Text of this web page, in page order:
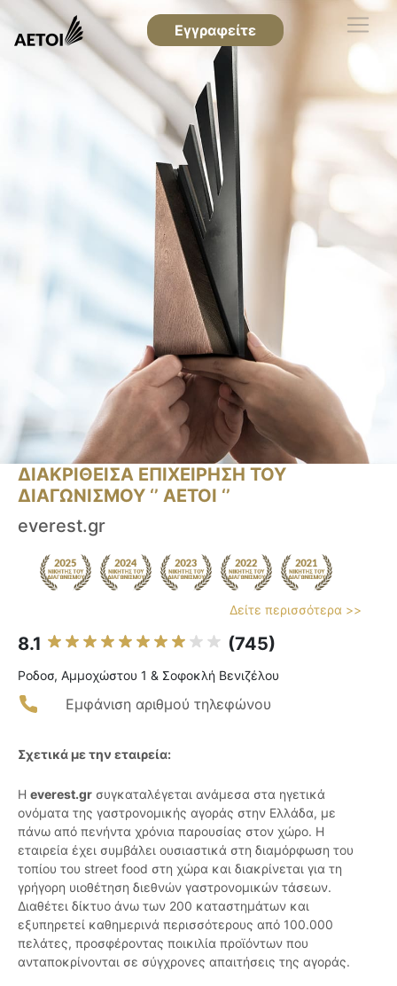
Εγγραφείτε
ΔΙΑΚΡΙΘΕΙΣΑ ΕΠΙΧΕΙΡΗΣΗ ΤΟΥ
ΔΙΑΓΩΝΙΣΜΟΥ ‘’ ΑΕΤΟΙ ‘’
everest.gr
Δείτε περισσότερα >>
8.1 (745)
Ροδοσ, Αμμοχώστου 1 & Σοφοκλή Βενιζέλου
Εμφάνιση αριθμού τηλεφώνου
Σχετικά με την εταιρεία:
Η everest.gr συγκαταλέγεται ανάμεσα στα ηγετικά
ονόματα της γαστρονομικής αγοράς στην Ελλάδα, με
πάνω από πενήντα χρόνια παρουσίας στον χώρο. Η
εταιρεία έχει συμβάλει ουσιαστικά στη διαμόρφωση του
τοπίου του street food στη χώρα και διακρίνεται για τη
γρήγορη υιοθέτηση διεθνών γαστρονομικών τάσεων.
Διαθέτει δίκτυο άνω των 200 καταστημάτων και
εξυπηρετεί καθημερινά περισσότερους από 100.000
πελάτες, προσφέροντας ποικιλία προϊόντων που
ανταποκρίνονται σε σύγχρονες απαιτήσεις της αγοράς.